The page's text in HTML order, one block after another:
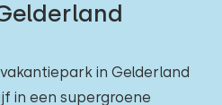
in Gelderland
in een supergroene